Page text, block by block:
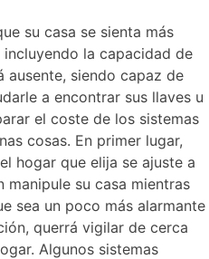
su casa se sienta más
la capacidad de
ausente, siendo capaz de
a encontrar sus llaves u
el coste de los sistemas
cosas. En primer lugar,
hogar que elija se ajuste a
manipule su casa mientras
sea un poco más alarmante
querrá vigilar de cerca
Algunos sistemas